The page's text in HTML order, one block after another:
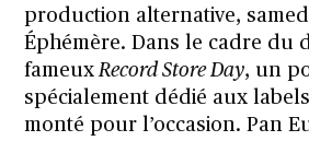
production alternative,
Éphémère. Dans le cadre du
fameuxRecord Store Day, un
spécialement dédié aux
monté pour l’occasion. Pan